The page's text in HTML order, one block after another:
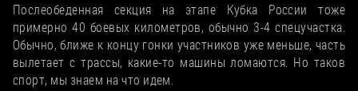
Послеобеденная секция на этапе Кубка России тоже
примерно 40 боевых километров, обычно 3-4 спецучастка.
Обычно, ближе к концу гонки участников уже меньше, часть
вылетает с трассы, какие-то машины ломаются. Но таков
спорт, мы знаем на что идем.